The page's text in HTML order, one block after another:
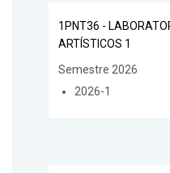
1PNT36 -
ARTÍSTICOS 1
Semestre 2026
2026-1